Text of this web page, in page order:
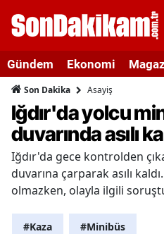
Gündem Ekonomi
Son Dakika Asayiş
Iğdır'da yolcu
duvarında asılı
Iğdır'da gece kontrolden
duvarına çarparak asılı
olmazken, olayla ilgili
#Kaza #Minibüs